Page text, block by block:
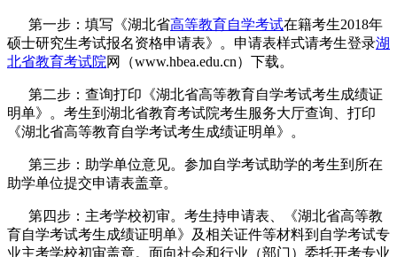
第一步：填写《湖北省高等教育自学考试在籍考生2018年
硕士研究生考试报名资格申请表》。申请表样式请考生登录湖
北省教育考试院网（www.hbea.edu.cn）下载。
第二步：查询打印《湖北省高等教育自学考试考生成绩证
明单》。考生到湖北省教育考试院考生服务大厅查询、打印
《湖北省高等教育自学考试考生成绩证明单》。
第三步：助学单位意见。参加自学考试助学的考生到所在
助学单位提交申请表盖章。
第四步：主考学校初审。考生持申请表、《湖北省高等教
育自学考试考生成绩证明单》及相关证件等材料到自学考试专
业主考学校初审盖章。面向社会和行业（部门）委托开考专业